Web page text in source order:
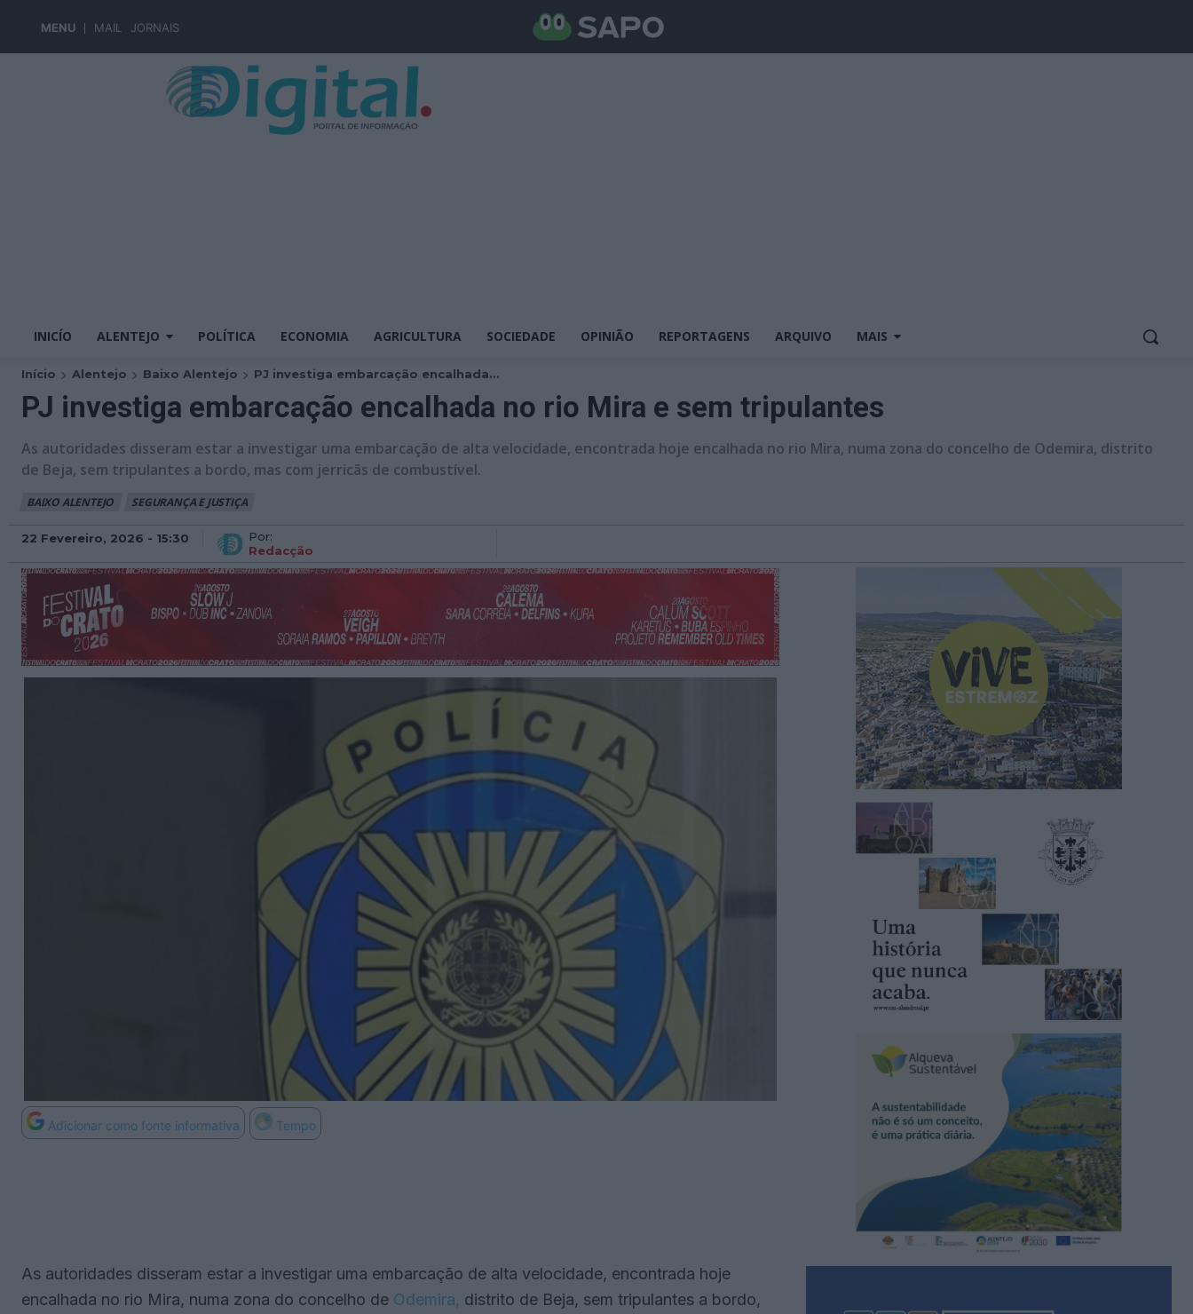
MENU MAIL JORNAIS
INICÍO ALENTEJO POLÍTICA ECONOMIA AGRICULTURA SOCIEDADE OPINIÃO REPORTAGENS ARQUIVO MAIS
Início Alentejo Baixo Alentejo PJ investiga embarcação encalhada...
PJ investiga embarcação encalhada no rio Mira e sem tripulantes
As autoridades disseram estar a investigar uma embarcação de alta velocidade, encontrada hoje encalhada no rio Mira, numa zona do concelho de Odemira, distrito
de Beja, sem tripulantes a bordo, mas com jerricãs de combustível.
BAIXO ALENTEJO SEGURANÇA E JUSTIÇA
22 Fevereiro, 2026 - 15:30
Por:
Redacção
Adicionar como fonte informativa Tempo
As autoridades disseram estar a investigar uma embarcação de alta velocidade, encontrada hoje
encalhada no rio Mira, numa zona do concelho de Odemira, distrito de Beja, sem tripulantes a bordo,